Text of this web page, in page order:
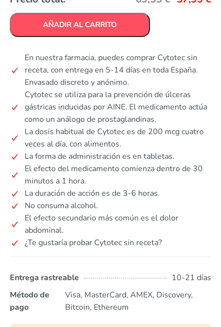
AÑADIR AL CARRITO
En nuestra farmacia, puedes comprar Cytotec sin
receta, con entrega en 5-14 días en toda España.
Envasado discreto y anónimo.
Cytotec se utiliza para la prevención de úlceras
gástricas inducidas por AINE. El medicamento actúa
como un análogo de prostaglandinas.
La dosis habitual de Cytotec es de 200 mcg cuatro
veces al día, con alimentos.
La forma de administración es en tabletas.
El efecto del medicamento comienza dentro de 30
minutos a 1 hora.
La duración de acción es de 3-6 horas.
No consuma alcohol.
El efecto secundario más común es el dolor
abdominal.
¿Te gustaría probar Cytotec sin receta?
Entrega rastreable
10-21 días
Método de
pago
Visa, MasterCard, AMEX, Discovery,
Bitcoin, Ethereum